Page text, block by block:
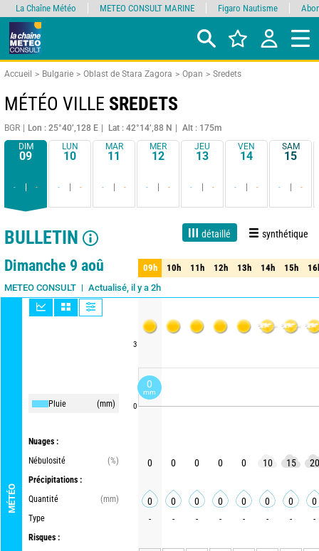
Accueil Bulgarie Oblast de Stara Zagora Opan Sredets
MÉTÉO VILLE SREDETS
BGR Lon : 25°40’,128 E Lat : 42°14’,88 N
Alt : 175m
DIM
09
- -
LUN
10
- -
MAR
11
- -
MER
12
- -
JEU
13
- -
VEN
14
- -
SAM
15
- -
BULLETIN détaillé synthétique
1 jour 3 jours 7 jours 15 jours Fiabilité 90%
Dimanche 9 aoû
METEO CONSULT Actualisé, il y a 2h
MÉTÉO
Pluie (mm)
Nuages :
Nébulosité
(%)
Précipitations :
Quantité
(mm)
Type
Risques :
3
0
09h 10h 11h 12h 13h 14h 15h
09h 10h 11h 12h 13h 14h 15h
0 0 0 0 0 10 15 20
0 0 0 0 0 0 0 0
- - - - - - - -
La Chaîne Météo METEO CONSULT MARINE Figaro Nautisme
0
mm